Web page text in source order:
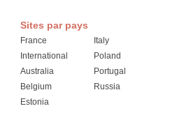
Sites par pays
France
International
Australia
Belgium
Estonia
Italy
Poland
Portugal
Russia